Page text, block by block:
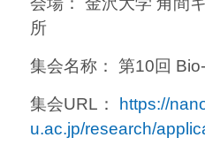
所
集会名称： 第10回
集会URL：
https://
u.ac.jp/research/